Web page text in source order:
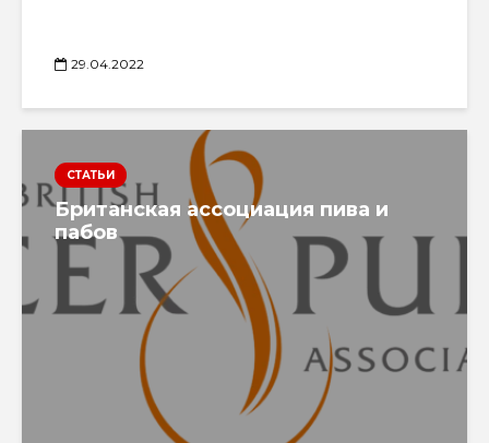
29.04.2022
СТАТЬИ
Британская ассоциация пива и
пабов